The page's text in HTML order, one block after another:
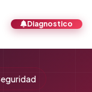
Diagnostico